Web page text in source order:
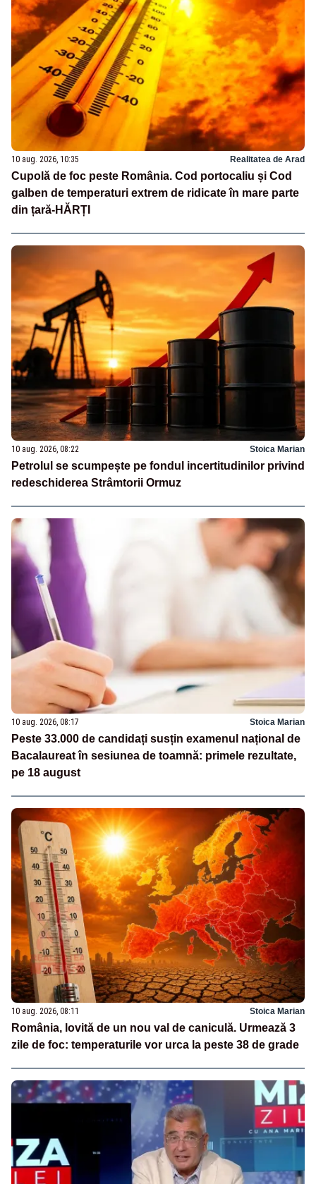
10 aug. 2026, 10:35 Realitatea de Arad
Cupolă de foc peste România. Cod portocaliu și Cod
galben de temperaturi extrem de ridicate în mare parte
din țară-HĂRȚI
10 aug. 2026, 08:22 Stoica Marian
Petrolul se scumpește pe fondul incertitudinilor privind
redeschiderea Strâmtorii Ormuz
10 aug. 2026, 08:17 Stoica Marian
Peste 33.000 de candidați susțin examenul național de
Bacalaureat în sesiunea de toamnă: primele rezultate,
pe 18 august
10 aug. 2026, 08:11 Stoica Marian
România, lovită de un nou val de caniculă. Urmează 3
zile de foc: temperaturile vor urca la peste 38 de grade